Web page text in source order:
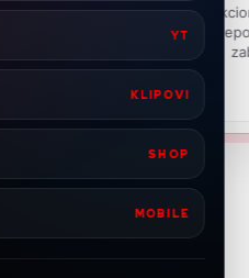
YT
KLIPOVI
SHOP
MOBILE
Reakcioni strimeri postali
najprepoznatljivijih
zabave, ali i česta